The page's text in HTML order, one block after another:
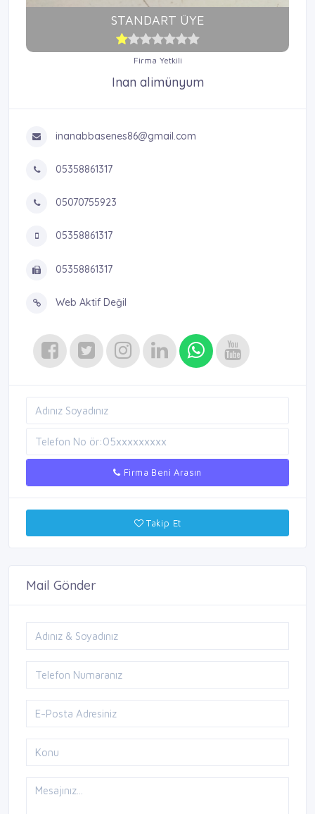
STANDART ÜYE
Firma Yetkili
Inan alimünyum
inanabbasenes86@gmail.com
05358861317
05070755923
05358861317
05358861317
Web Aktif Değil
Firma Beni Arasın
Takip Et
Mail Gönder